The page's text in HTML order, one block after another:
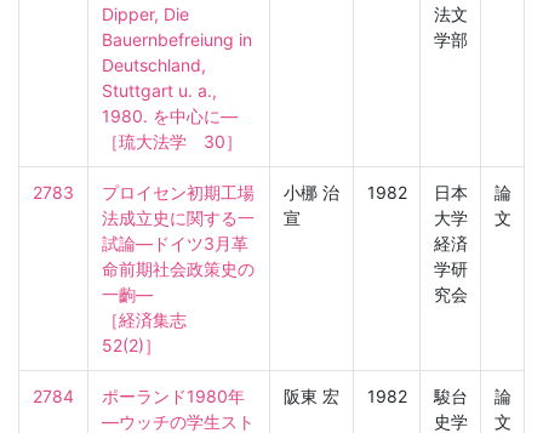
Dipper, Die
Bauernbefreiung in
Deutschland,
Stuttgart u. a.,
1980. を中心に—
［琉大法学　30］
法文
学部
2783
プロイセン初期工場
法成立史に関する一
試論—ドイツ3月革
命前期社会政策史の
一齣—
［経済集志
52(2)］
小梛 治
宣
1982
日本
大学
経済
学研
究会
論
文
2784
ポーランド1980年
—ウッチの学生スト
阪東 宏 1982
駿台
史学
論
文